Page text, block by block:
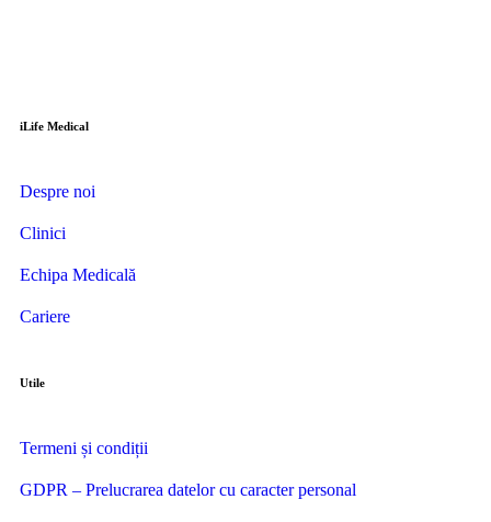
iLife Medical
Despre noi
Clinici
Echipa Medicală
Cariere
Utile
Termeni și condiții
GDPR – Prelucrarea datelor cu caracter personal